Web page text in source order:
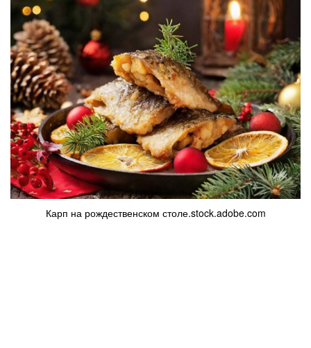
Карп на рождественском столе.stock.adobe.com